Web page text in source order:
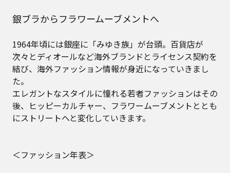
銀ブラからフラワームーブメントへ
1964年頃には銀座に「みゆき族」が台頭。百貨店が
次々とディオールなど海外ブランドとライセンス契約を
結び、海外ファッション情報が身近になっていきまし
た。
エレガントなスタイルに憧れる若者ファッションはその
後、ヒッピーカルチャー、フラワームーブメントととも
にストリートへと変化していきます。
＜ファッション年表＞